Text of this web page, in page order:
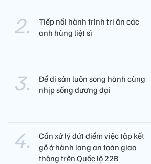
Tiếp nối hành trình tri ân các
anh hùng liệt sĩ ​
Để di sản luôn song hành cùng
nhịp sống đương đại
Cần xử lý dứt điểm việc tập kết
gỗ ở hành lang an toàn giao
thông trên Quốc lộ 22B